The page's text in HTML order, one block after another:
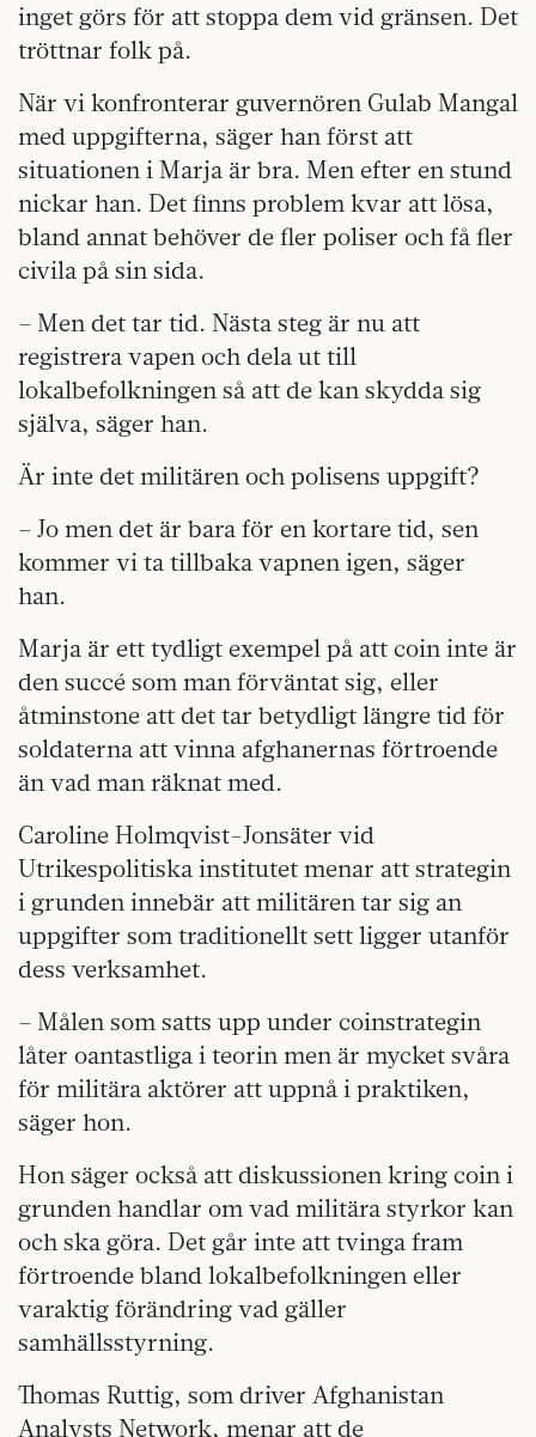
inget görs för att stoppa dem vid gränsen. Det
tröttnar folk på.
När vi konfronterar guvernören Gulab Mangal
med uppgifterna, säger han först att
situationen i Marja är bra. Men efter en stund
nickar han. Det finns problem kvar att lösa,
bland annat behöver de fler poliser och få fler
civila på sin sida.
– Men det tar tid. Nästa steg är nu att
registrera vapen och dela ut till
lokalbefolkningen så att de kan skydda sig
själva, säger han.
Är inte det militären och polisens uppgift?
– Jo men det är bara för en kortare tid, sen
kommer vi ta tillbaka vapnen igen, säger
han.
Marja är ett tydligt exempel på att coin inte är
den succé som man förväntat sig, eller
åtminstone att det tar betydligt längre tid för
soldaterna att vinna afghanernas förtroende
än vad man räknat med.
Caroline Holmqvist-Jonsäter vid
Utrikespolitiska institutet menar att strategin
i grunden innebär att militären tar sig an
uppgifter som traditionellt sett ligger utanför
dess verksamhet.
– Målen som satts upp under coinstrategin
låter oantastliga i teorin men är mycket svåra
för militära aktörer att uppnå i praktiken,
säger hon.
Hon säger också att diskussionen kring coin i
grunden handlar om vad militära styrkor kan
och ska göra. Det går inte att tvinga fram
förtroende bland lokalbefolkningen eller
varaktig förändring vad gäller
samhällsstyrning.
Thomas Ruttig, som driver Afghanistan
Analysts Network, menar att de